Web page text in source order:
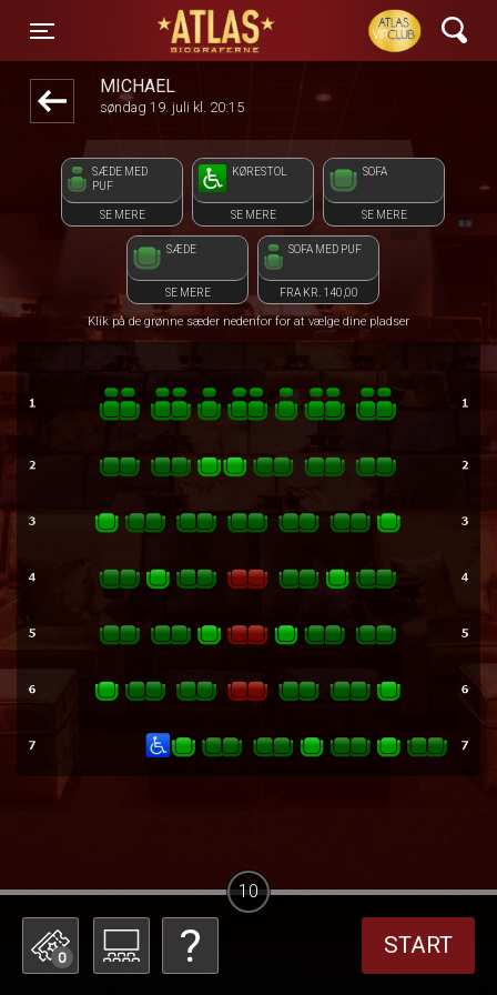
Toggle navigation
ATLAS Biograferne
MICHAEL
søndag 19. juli kl. 20:15
SÆDE MED
PUF
SE MERE
KØRESTOL
SE MERE
SOFA
SE MERE
SÆDE
SE MERE
SOFA MED PUF
FRA KR. 140,00
Klik på de grønne sæder nedenfor for at vælge dine pladser
0 START
10
front03-cc 013048